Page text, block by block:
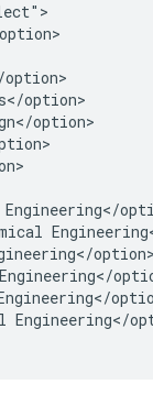
option>
option>
Engineering</